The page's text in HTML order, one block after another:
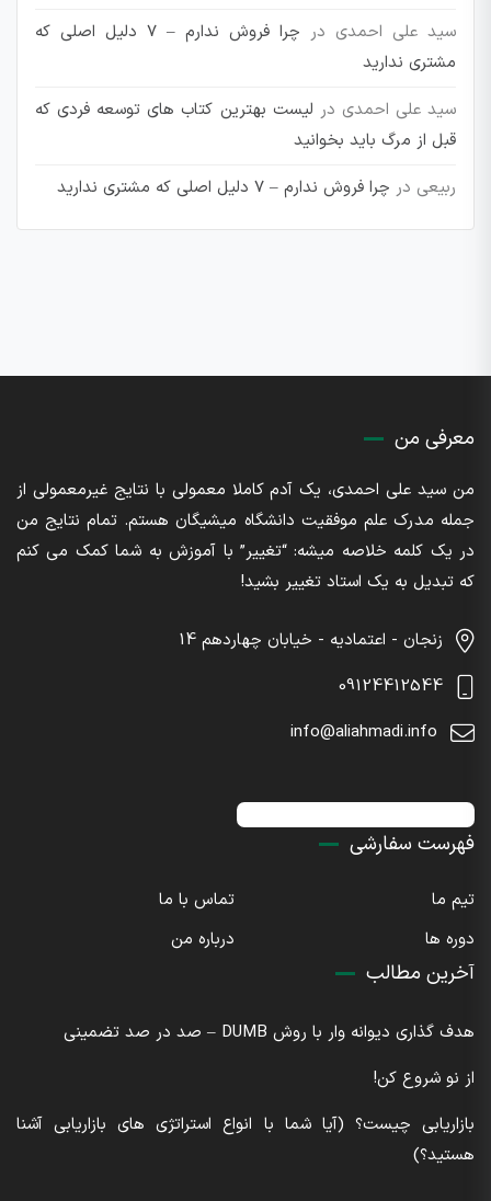
سید علی احمدی در
چرا فروش ندارم – 7 دلیل اصلی که
مشتری ندارید
سید علی احمدی در لیست بهترین کتاب های توسعه فردی که
قبل از مرگ باید بخوانید
ربیعی در چرا فروش ندارم – 7 دلیل اصلی که مشتری ندارید
معرفی من
من سید علی احمدی، یک آدم کاملا معمولی با نتایج غیرمعمولی از
جمله مدرک علم موفقیت دانشگاه میشیگان هستم. تمام نتایج من
در یک کلمه خلاصه میشه: “تغییر” با آموزش به شما کمک می کنم
که تبدیل به یک استاد تغییر بشید!
زنجان - اعتمادیه - خیابان چهاردهم 14
09124412544
info@aliahmadi.info
فهرست سفارشی
تیم ما
تماس با ما
دوره ها
درباره من
آخرین مطالب
هدف گذاری دیوانه وار با روش DUMB – صد در صد تضمینی
از نو شروع کن!
بازاریابی چیست؟ (آیا شما با انواع استراتژی های بازاریابی آشنا
هستید؟)